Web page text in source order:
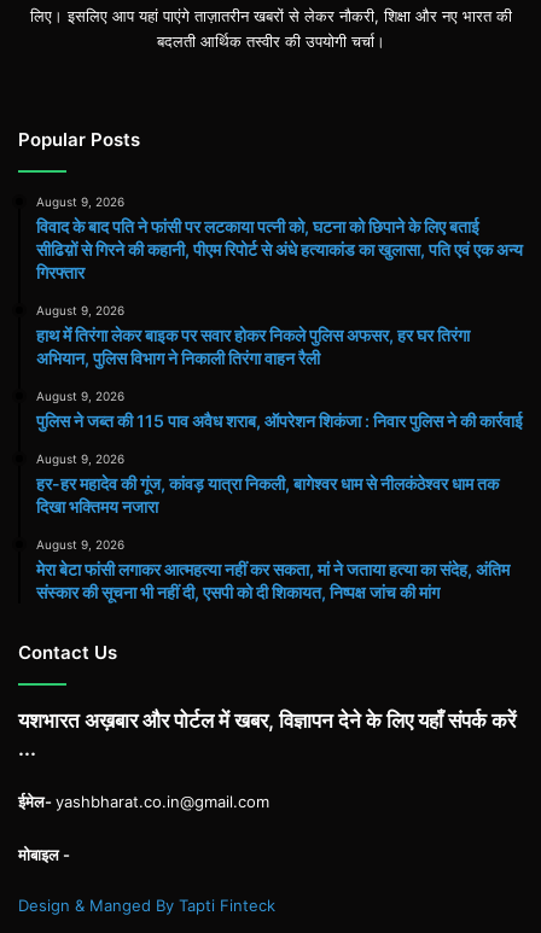
लिए। इसलिए आप यहां पाएंगे ताज़ातरीन खबरों से लेकर नौकरी, शिक्षा और नए भारत की
बदलती आर्थिक तस्वीर की उपयोगी चर्चा।
Popular Posts
August 9, 2026
विवाद के बाद पति ने फांसी पर लटकाया पत्नी को, घटना को छिपाने के लिए बताई
सीढिय़ों से गिरने की कहानी, पीएम रिपोर्ट से अंधे हत्याकांड का खुलासा, पति एवं एक अन्य
गिरफ्तार
August 9, 2026
हाथ मेंं तिरंगा लेकर बाइक पर सवार होकर निकले पुलिस अफसर, हर घर तिरंगा
अभियान, पुलिस विभाग ने निकाली तिरंगा वाहन रैली
August 9, 2026
पुलिस ने जब्त की 115 पाव अवैध शराब, ऑपरेशन शिकंजा : निवार पुलिस ने की कार्रवाई
August 9, 2026
हर-हर महादेव की गूंज, कांवड़ यात्रा निकली, बागेश्वर धाम से नीलकंठेश्वर धाम तक
दिखा भक्तिमय नजारा
August 9, 2026
मेरा बेटा फांसी लगाकर आत्महत्या नहीं कर सकता, मां ने जताया हत्या का संदेह, अंतिम
संस्कार की सूचना भी नहीं दी, एसपी को दी शिकायत, निष्पक्ष जांच की मांग
Contact Us
यशभारत अख़बार और पोर्टल में खबर, विज्ञापन देने के लिए यहाँ संपर्क करें
...
ईमेल-yashbharat.co.in@gmail.com
मोबाइल -
Design & Manged By Tapti Finteck